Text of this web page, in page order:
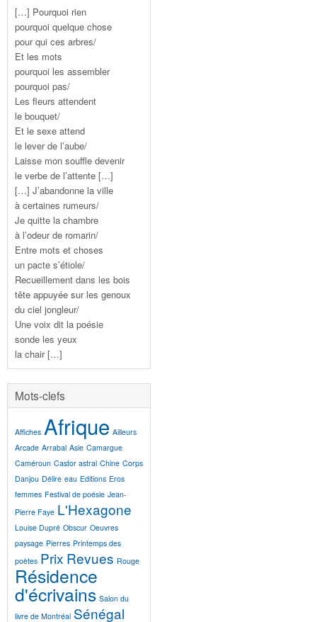
[…] Pourquoi rien
pourquoi quelque chose
pour qui ces arbres/
Et les mots
pourquoi les assembler
pourquoi pas/
Les fleurs attendent
le bouquet/
Et le sexe attend
le lever de l’aube/
Laisse mon souffle devenir
le verbe de l’attente […]
[…] J’abandonne la ville
à certaines rumeurs/
Je quitte la chambre
à l’odeur de romarin/
Entre mots et choses
un pacte s’étiole/
Recueillement dans les bois
tête appuyée sur les genoux
du ciel jongleur/
Une voix dit la poésie
sonde les yeux
la chair […]
Mots-clefs
Affiches Afrique Ailleurs
Arcade Arrabal Asie Camargue
Caméroun Castor astral Chine Corps
Danjou Délire eau Editions Eros
femmes Festival de poésie Jean-
Pierre Faye L'Hexagone
Louise Dupré Obscur Oeuvres
paysage Pierres Printemps des
poètes Prix Revues Rouge
Résidence
d'écrivains Salon du
livre de Montréal Sénégal